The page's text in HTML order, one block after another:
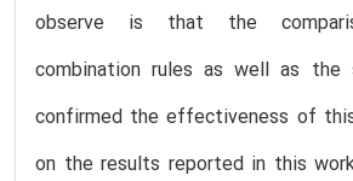
observe is that the
combination rules as well as
confirmed the effectiveness of
on the results reported in this